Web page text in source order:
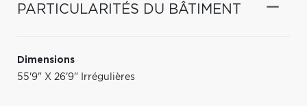
PARTICULARITÉS DU BÂTIMENT
Dimensions
55'9" X 26'9" Irrégulières